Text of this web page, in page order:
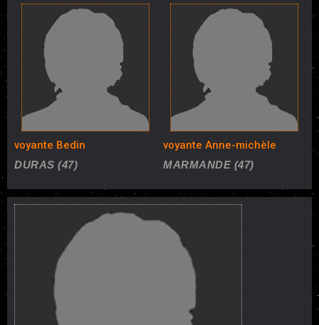
voyante Bedin
DURAS (47)
voyante Anne-michèle
MARMANDE (47)